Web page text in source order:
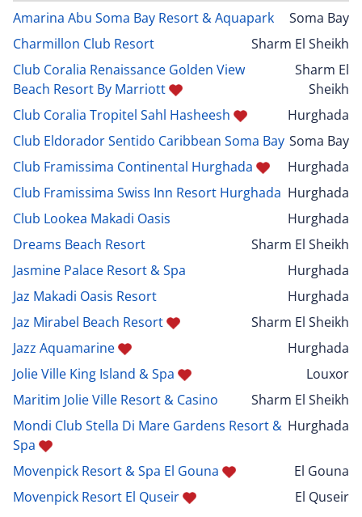
Amarina Abu Soma Bay Resort & Aquapark
Soma Bay
Charmillon Club Resort
Sharm El Sheikh
Club Coralia Renaissance Golden View
Beach Resort By Marriott
Sharm El
Sheikh
Club Coralia Tropitel Sahl Hasheesh
Hurghada
Club Eldorador Sentido Caribbean Soma Bay Soma Bay
Club Framissima Continental Hurghada
Hurghada
Club Framissima Swiss Inn Resort Hurghada Hurghada
Club Lookea Makadi Oasis
Hurghada
Dreams Beach Resort
Sharm El Sheikh
Jasmine Palace Resort & Spa
Hurghada
Jaz Makadi Oasis Resort
Hurghada
Jaz Mirabel Beach Resort
Sharm El Sheikh
Jazz Aquamarine
Hurghada
Jolie Ville King Island & Spa
Louxor
Maritim Jolie Ville Resort & Casino
Sharm El Sheikh
Mondi Club Stella Di Mare Gardens Resort &
Spa
Hurghada
Movenpick Resort & Spa El Gouna
El Gouna
Movenpick Resort El Quseir
El Quseir